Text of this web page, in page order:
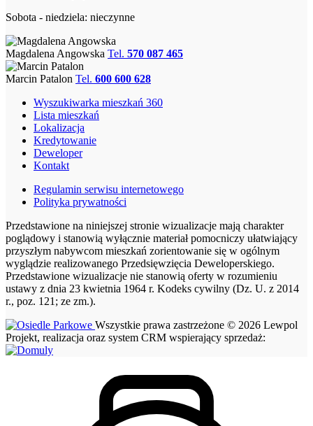
Sobota - niedziela: nieczynne
Magdalena Angowska Tel. 570 087 465
Marcin Patalon Tel. 600 600 628
Wyszukiwarka mieszkań 360
Lista mieszkań
Lokalizacja
Kredytowanie
Deweloper
Kontakt
Regulamin serwisu internetowego
Polityka prywatności
Przedstawione na niniejszej stronie wizualizacje mają charakter
poglądowy i stanowią wyłącznie materiał pomocniczy ułatwiający
przyszłym nabywcom mieszkań zorientowanie się w ogólnym
wyglądzie realizowanego Przedsięwzięcia Deweloperskiego.
Przedstawione wizualizacje nie stanowią oferty w rozumieniu
ustawy z dnia 23 kwietnia 1964 r. Kodeks cywilny (Dz. U. z 2014
r., poz. 121; ze zm.).
Wszystkie prawa zastrzeżone © 2026 Lewpol
Projekt, realizacja oraz system CRM wspierający sprzedaż: